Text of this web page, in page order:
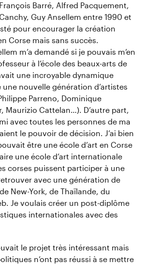
Barré, Alfred Pacquement,
Guy Ansellem entre 1990 et
pour encourager la création
Corse mais sans succès.
m’a demandé si je pouvais m’en
à l’école des beaux-arts de
une incroyable dynamique
nouvelle génération d’artistes
Parreno, Dominique
Maurizio Cattelan…). D’autre part,
avec toutes les personnes de ma
le pouvoir de décision. J’ai bien
être une école d’art en Corse
une école d’art internationale
corses puissent participer à une
avec une génération de
New-York, de Thaïlande, du
Je voulais créer un post-diplôme
internationales avec des
le projet très intéressant mais
n’ont pas réussi à se mettre